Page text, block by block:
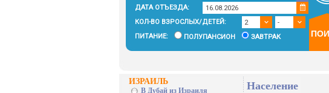
ДАТА ОТЪЕЗДА:
КОЛ-ВО ВЗРОСЛЫХ/ДЕТЕЙ:
ПИТАНИЕ:
ПОЛУПАНСИОН ЗАВТРАК
ИЗРАИЛЬ
В Дубай из Израиля
Население